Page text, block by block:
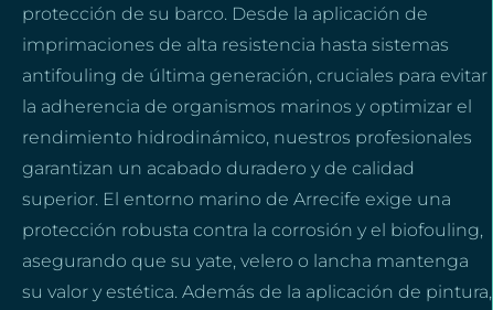
protección de su barco. Desde la aplicación de
imprimaciones de alta resistencia hasta sistemas
antifouling de última generación, cruciales para evitar
la adherencia de organismos marinos y optimizar el
rendimiento hidrodinámico, nuestros profesionales
garantizan un acabado duradero y de calidad
superior. El entorno marino de Arrecife exige una
protección robusta contra la corrosión y el biofouling,
asegurando que su yate, velero o lancha mantenga
su valor y estética. Además de la aplicación de pintura,